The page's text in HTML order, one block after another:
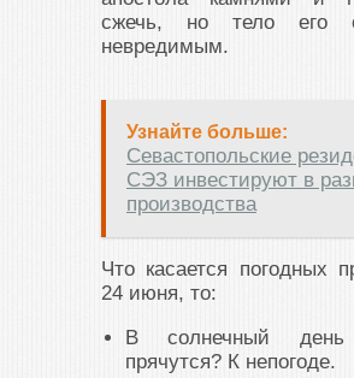
сжечь, но тело его
невредимым.
Узнайте больше:
Севастопольские
СЭЗ инвестируют в
производства
Что касается погодных
24 июня, то:
В солнечный день
прячутся? К непогоде.